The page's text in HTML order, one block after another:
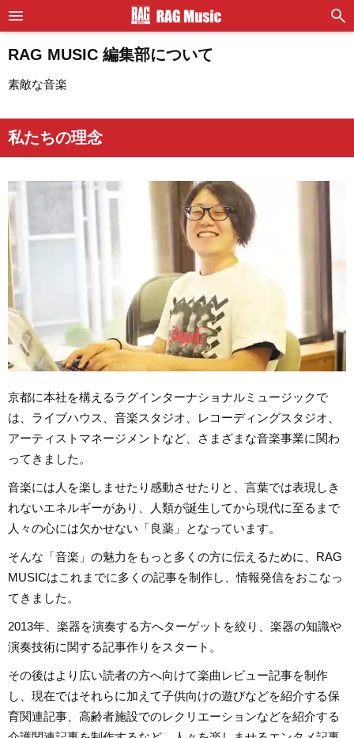
RAG MUSIC 編集部について
素敵な音楽
私たちの理念
京都に本社を構えるラグインターナショナルミュージックで
は、ライブハウス、音楽スタジオ、レコーディングスタジオ、
アーティストマネージメントなど、さまざまな音楽事業に関わ
ってきました。
音楽には人を楽しませたり感動させたりと、言葉では表現しき
れないエネルギーがあり、人類が誕生してから現代に至るまで
人々の心には欠かせない「良薬」となっています。
そんな「音楽」の魅力をもっと多くの方に伝えるために、RAG
MUSICはこれまでに多くの記事を制作し、情報発信をおこなっ
てきました。
2013年、楽器を演奏する方へターゲットを絞り、楽器の知識や
演奏技術に関する記事作りをスタート。
その後はより広い読者の方へ向けて楽曲レビュー記事を制作
し、現在ではそれらに加えて子供向けの遊びなどを紹介する保
育関連記事、高齢者施設でのレクリエーションなどを紹介する